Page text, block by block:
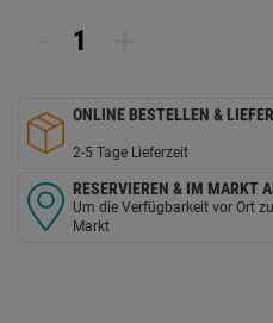
ONLINE BESTELLEN &
2-5 Tage Lieferzeit
RESERVIEREN & IM MARKT
Um die Verfügbarkeit vor Ort
Markt